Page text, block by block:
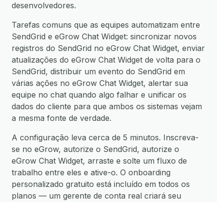
desenvolvedores.
Tarefas comuns que as equipes automatizam entre
SendGrid e eGrow Chat Widget: sincronizar novos
registros do SendGrid no eGrow Chat Widget, enviar
atualizações do eGrow Chat Widget de volta para o
SendGrid, distribuir um evento do SendGrid em
várias ações no eGrow Chat Widget, alertar sua
equipe no chat quando algo falhar e unificar os
dados do cliente para que ambos os sistemas vejam
a mesma fonte de verdade.
A configuração leva cerca de 5 minutos. Inscreva-
se no eGrow, autorize o SendGrid, autorize o
eGrow Chat Widget, arraste e solte um fluxo de
trabalho entre eles e ative-o. O onboarding
personalizado gratuito está incluído em todos os
planos — um gerente de conta real criará seu